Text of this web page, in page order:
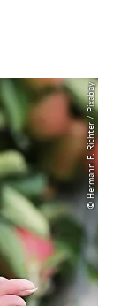
© Hermann F. Richter / Pixabay